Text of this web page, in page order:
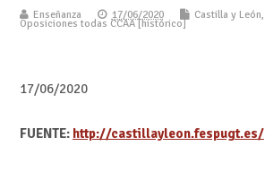
Enseñanza 17/06/2020 Castilla y León,
Oposiciones todas CCAA [histórico]
17/06/2020
FUENTE: http://castillayleon.fespugt.es/